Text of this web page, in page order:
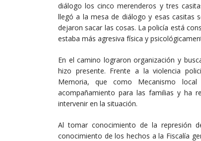
diálogo los cinco merenderos y tres
llegó a la mesa de diálogo y esas
dejaron sacar las cosas. La policía está
estaba más agresiva física y
En el camino lograron organización y
hizo presente. Frente a la violencia
Memoria, que como Mecanismo
acompañamiento para las familias y ha
intervenir en la situación.
Al tomar conocimiento de la represión
conocimiento de los hechos a la Fiscalía